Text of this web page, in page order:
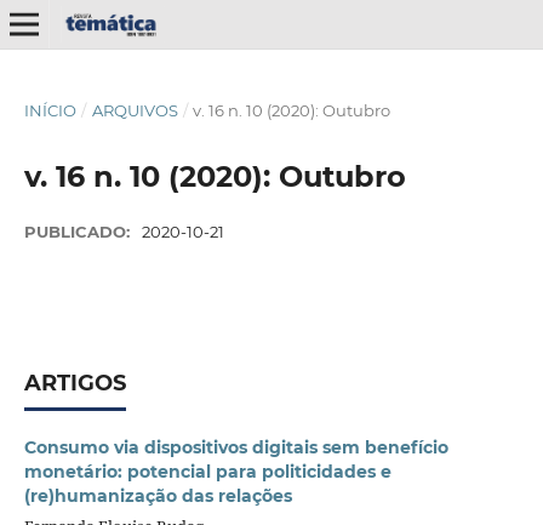
INÍCIO / ARQUIVOS / v. 16 n. 10 (2020): Outubro
v. 16 n. 10 (2020): Outubro
PUBLICADO: 2020-10-21
ARTIGOS
Consumo via dispositivos digitais sem benefício
monetário: potencial para politicidades e
(re)humanização das relações